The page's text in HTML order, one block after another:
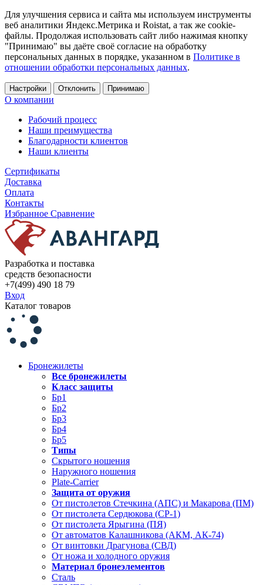
Для улучшения сервиса и сайта мы используем инструменты
веб аналитики Яндекс.Метрика и Roistat, а так же cookie-
файлы. Продолжая использовать сайт либо нажимая кнопку
"Принимаю" вы даёте своё согласие на обработку
персональных данных в порядке, указанном в Политике в
отношении обработки персональных данных.
Настройки Отклонить Принимаю
О компании
Рабочий процесс
Наши преимущества
Благодарности клиентов
Наши клиенты
Сертификаты
Доставка
Оплата
Контакты
Избранное Сравнение
Разработка и поставка
средств безопасности
+7(499) 490 18 79
Вход
Каталог товаров
Бронежилеты
Все бронежилеты
Класс защиты
Бр1
Бр2
Бр3
Бр4
Бр5
Типы
Скрытого ношения
Наружного ношения
Plate-Carrier
Защита от оружия
От пистолетов Стечкина (АПС) и Макарова (ПМ)
От пистолета Сердюкова (СР-1)
От пистолета Ярыгина (ПЯ)
От автоматов Калашникова (АКМ, АК-74)
От винтовки Драгунова (СВД)
От ножа и холодного оружия
Материал бронеэлементов
Сталь